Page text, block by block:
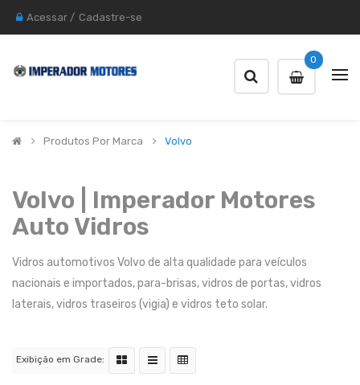
Acessar / Cadastre-se
0
Produtos Por Marca Volvo
Volvo | Imperador Motores
Auto Vidros
Vidros automotivos Volvo de alta qualidade para veículos
nacionais e importados, para-brisas, vidros de portas, vidros
laterais, vidros traseiros (vigia) e vidros teto solar.
Exibição em Grade: